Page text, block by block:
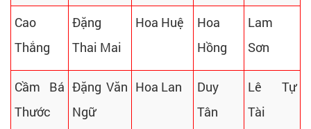
Cao
Thắng
Đặng
Thai Mai
Hoa Huệ
Hoa
Hồng
Lam
Sơn
Cầm Bá
Thước
Đặng Văn
Ngữ
Hoa Lan
Duy
Tân
Lê Tự
Tài